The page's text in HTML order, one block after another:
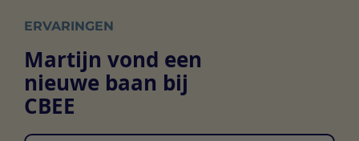
ERVARINGEN
Martijn vond een
nieuwe baan bij
CBEE